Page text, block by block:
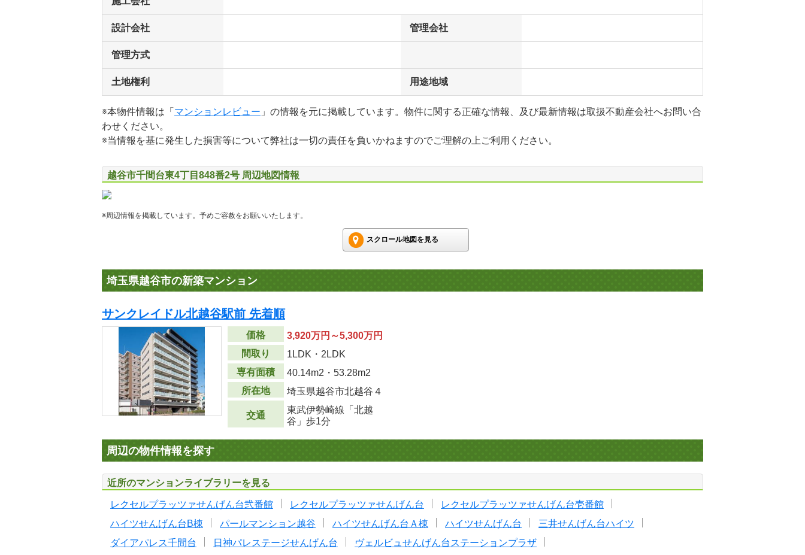
設計会社 管理会社
管理方式
土地権利 用途地域
※本物件情報は「 マンションレビュー 」の情報を元に掲載しています。物件に関する正確な情報、及び最新情報は取扱不動産会社へお問い合
わせください。
※当情報を基に発生した損害等について弊社は一切の責任を負いかねますのでご理解の上ご利用ください。
越谷市千間台東4丁目848番2号 周辺地図情報
※周辺情報を掲載しています。予めご容赦をお願いいたします。
スクロール地図を見る
埼玉県越谷市の新築マンション
サンクレイドル北越谷駅前 先着順
価格
3,920万円～5,300万円
間取り
1LDK・2LDK
専有面積
40.14m2 ・53.28m2
所在地
埼玉県越谷市北越谷４
交通
東武伊勢崎線「北越
谷」歩1分
周辺の物件情報を探す
近所のマンションライブラリーを見る
レクセルプラッツァせんげん台弐番館 レクセルプラッツァせんげん台
レクセルプラッツァせんげん台壱番館
ハイツせんげん台B棟
パールマンション越谷 ハイツせんげん台Ａ棟 ハイツせんげん台
三井せんげん台ハイツ
ダイアパレス千間台
日神パレステージせんげん台
ヴェルビュせんげん台ステーションプラザ